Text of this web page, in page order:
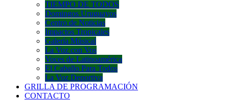
TIEMPO DE TODOS
Domingos Uruguayos
Centro de Noticias
Impactos Tropicales
Galería Músical
La Voz con Vos
Voces de Latinoamérica
El Caballo Para Todos
La Voz Deportiva
GRILLA DE PROGRAMACIÓN
CONTACTO